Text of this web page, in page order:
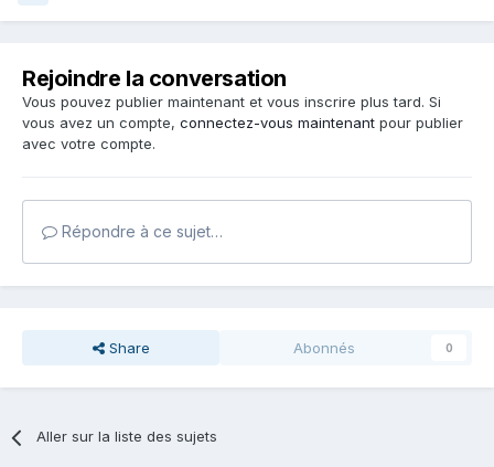
Rejoindre la conversation
Vous pouvez publier maintenant et vous inscrire plus tard. Si
vous avez un compte, connectez-vous maintenant pour publier
avec votre compte.
Répondre à ce sujet…
Share Abonnés 0
Aller sur la liste des sujets